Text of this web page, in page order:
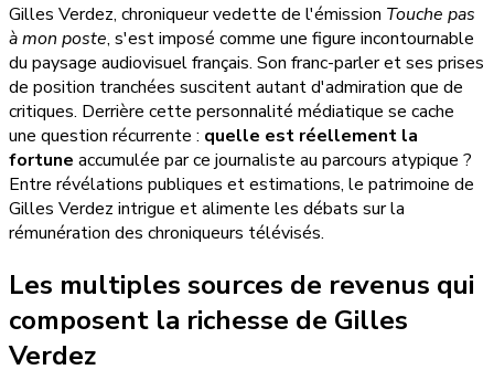
Gilles Verdez, chroniqueur vedette de l'émission Touche pas
à mon poste, s'est imposé comme une figure incontournable
du paysage audiovisuel français. Son franc-parler et ses prises
de position tranchées suscitent autant d'admiration que de
critiques. Derrière cette personnalité médiatique se cache
une question récurrente : quelle est réellement la
fortune accumulée par ce journaliste au parcours atypique ?
Entre révélations publiques et estimations, le patrimoine de
Gilles Verdez intrigue et alimente les débats sur la
rémunération des chroniqueurs télévisés.
Les multiples sources de revenus qui
composent la richesse de Gilles
Verdez